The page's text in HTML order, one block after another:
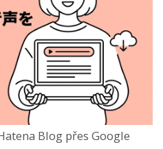
Blog přes Google